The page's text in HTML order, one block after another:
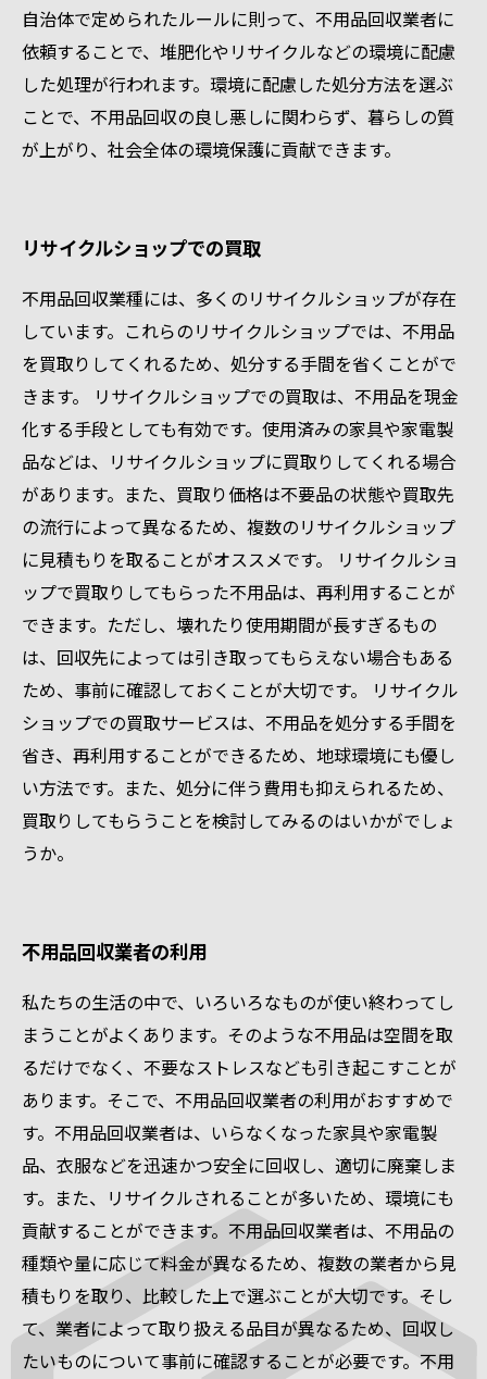
自治体で定められたルールに則って、不用品回収業者に
依頼することで、堆肥化やリサイクルなどの環境に配慮
した処理が行われます。環境に配慮した処分方法を選ぶ
ことで、不用品回収の良し悪しに関わらず、暮らしの質
が上がり、社会全体の環境保護に貢献できます。
リサイクルショップでの買取
不用品回収業種には、多くのリサイクルショップが存在
しています。これらのリサイクルショップでは、不用品
を買取りしてくれるため、処分する手間を省くことがで
きます。 リサイクルショップでの買取は、不用品を現金
化する手段としても有効です。使用済みの家具や家電製
品などは、リサイクルショップに買取りしてくれる場合
があります。また、買取り価格は不要品の状態や買取先
の流行によって異なるため、複数のリサイクルショップ
に見積もりを取ることがオススメです。 リサイクルショ
ップで買取りしてもらった不用品は、再利用することが
できます。ただし、壊れたり使用期間が長すぎるもの
は、回収先によっては引き取ってもらえない場合もある
ため、事前に確認しておくことが大切です。 リサイクル
ショップでの買取サービスは、不用品を処分する手間を
省き、再利用することができるため、地球環境にも優し
い方法です。また、処分に伴う費用も抑えられるため、
買取りしてもらうことを検討してみるのはいかがでしょ
うか。
不用品回収業者の利用
私たちの生活の中で、いろいろなものが使い終わってし
まうことがよくあります。そのような不用品は空間を取
るだけでなく、不要なストレスなども引き起こすことが
あります。そこで、不用品回収業者の利用がおすすめで
す。不用品回収業者は、いらなくなった家具や家電製
品、衣服などを迅速かつ安全に回収し、適切に廃棄しま
す。また、リサイクルされることが多いため、環境にも
貢献することができます。不用品回収業者は、不用品の
種類や量に応じて料金が異なるため、複数の業者から見
積もりを取り、比較した上で選ぶことが大切です。そし
て、業者によって取り扱える品目が異なるため、回収し
たいものについて事前に確認することが必要です。不用